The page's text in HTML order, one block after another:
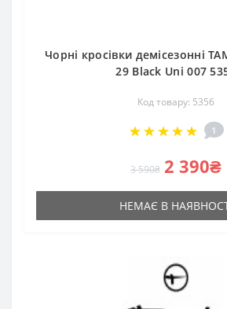
Чорні кросівки демісезонні
29 Black Uni 007
Код товару: 5356
1
3 590₴ 2 390₴
НЕМАЄ В